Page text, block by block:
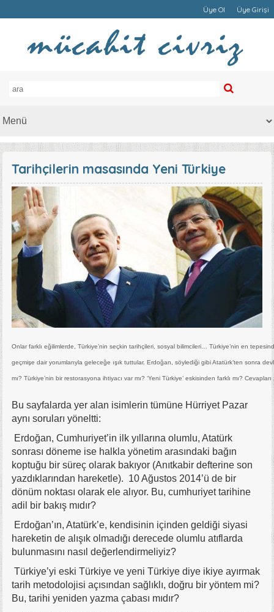
Üye Ol Üye Girişi
Tarihçilerin masasında Yeni Türkiye
Onlar farklı eğilimlerde, Türkiye’nin seçkin tarihçileri, sosyal bilimcileri… Türkiye’nin en
geçmişe dair yorumlarıyla geleceğe ışık tuttular. Erdoğan, söylediği gibi Atatürk’ten sonra
mı? Türkiye’nin bir restorasyona ihtiyacı var mı? ‘Yeni Türkiye’ eskisinden farklı mı?
Bu sayfalarda yer alan isimlerin tümüne Hürriyet Pazar
aynı soruları yöneltti:
Erdoğan, Cumhuriyet’in ilk yıllarına olumlu, Atatürk
sonrası döneme ise halkla yönetim arasındaki bağın
koptuğu bir süreç olarak bakıyor (Anıtkabir defterine son
yazdıklarından hareketle). 10 Ağustos 2014’ü de bir
dönüm noktası olarak ele alıyor. Bu, cumhuriyet tarihine
adil bir bakış mıdır?
Erdoğan’ın, Atatürk’e, kendisinin içinden geldiği siyasi
hareketin de alışık olmadığı derecede olumlu atıflarda
bulunmasını nasıl değerlendirmeliyiz?
Türkiye’yi eski Türkiye ve yeni Türkiye diye ikiye ayırmak
tarih metodolojisi açısından sağlıklı, doğru bir yöntem mi?
Bu, tarihi yeniden yazma çabası mıdır?